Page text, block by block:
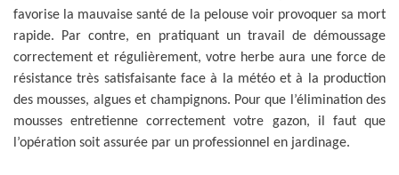
favorise la mauvaise santé de la pelouse voir provoquer sa mort
rapide. Par contre, en pratiquant un travail de démoussage
correctement et régulièrement, votre herbe aura une force de
résistance très satisfaisante face à la météo et à la production
des mousses, algues et champignons. Pour que l’élimination des
mousses entretienne correctement votre gazon, il faut que
l’opération soit assurée par un professionnel en jardinage.